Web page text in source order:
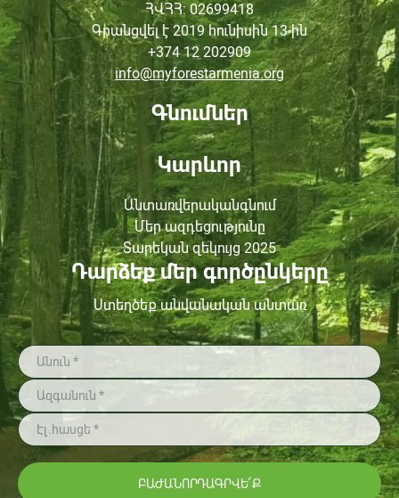
ՀՎՀՀ: 02699418
Գրանցվել է 2019 հունիսին13-ին
+374 12 202909
info@myforestarmenia.org
Գնումներ
Կարևոր
Անտառվերականգնում
Մեր ազդեցությունը
Տարեկան զեկույց 2025
Դարձեք մեր գործընկերը
Ստեղծեք անվանական անտառ
ԲԱԺԱՆՈՐԴԱԳՐՎԵ՛Ք